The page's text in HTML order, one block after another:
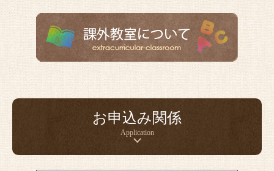
お申込み関係
Application